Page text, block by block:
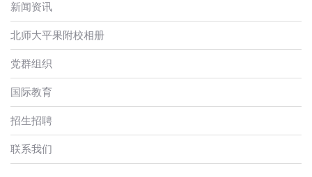
新闻资讯
北师大平果附校相册
党群组织
国际教育
招生招聘
联系我们